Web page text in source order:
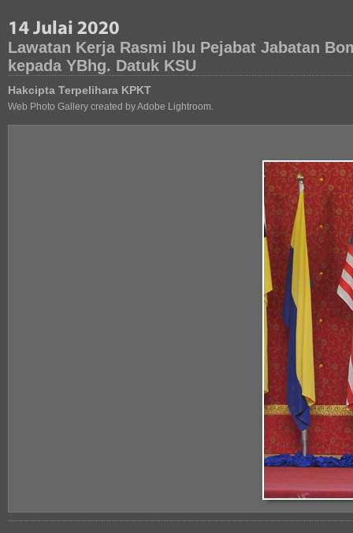
Lawatan Kerja Rasmi Ibu Pejabat Jabatan
kepada YBhg. Datuk KSU
Hakcipta Terpelihara KPKT
Web Photo Gallery created by Adobe Lightroom.